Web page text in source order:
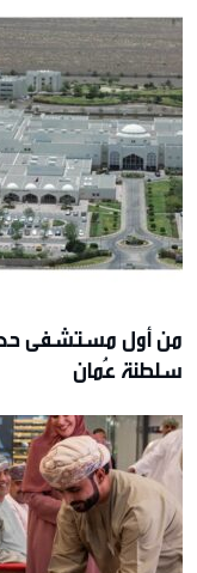
من أول مستشفى
سلطنة عُمان